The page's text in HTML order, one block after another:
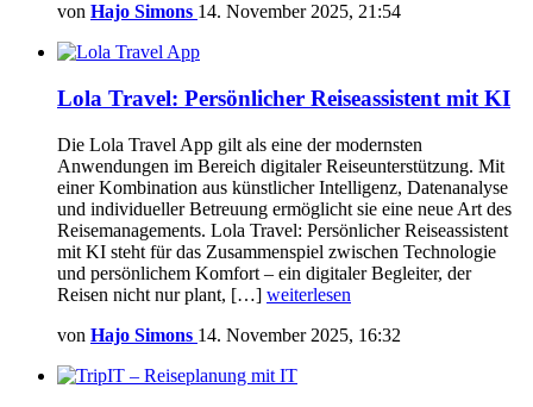
von Hajo Simons 14. November 2025, 21:54
Lola Travel: Persönlicher Reiseassistent mit KI
Die Lola Travel App gilt als eine der modernsten
Anwendungen im Bereich digitaler Reiseunterstützung. Mit
einer Kombination aus künstlicher Intelligenz, Datenanalyse
und individueller Betreuung ermöglicht sie eine neue Art des
Reisemanagements. Lola Travel: Persönlicher Reiseassistent
mit KI steht für das Zusammenspiel zwischen Technologie
und persönlichem Komfort – ein digitaler Begleiter, der
Reisen nicht nur plant, […] weiterlesen
von Hajo Simons 14. November 2025, 16:32